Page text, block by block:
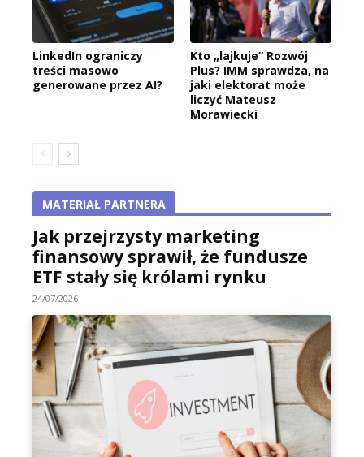
LinkedIn ograniczy
treści masowo
generowane przez AI?
Kto „lajkuje” Rozwój
Plus? IMM sprawdza, na
jaki elektorat może
liczyć Mateusz
Morawiecki
MATERIAŁ PARTNERA
Jak przejrzysty marketing
finansowy sprawił, że fundusze
ETF stały się królami rynku
24/07/2026